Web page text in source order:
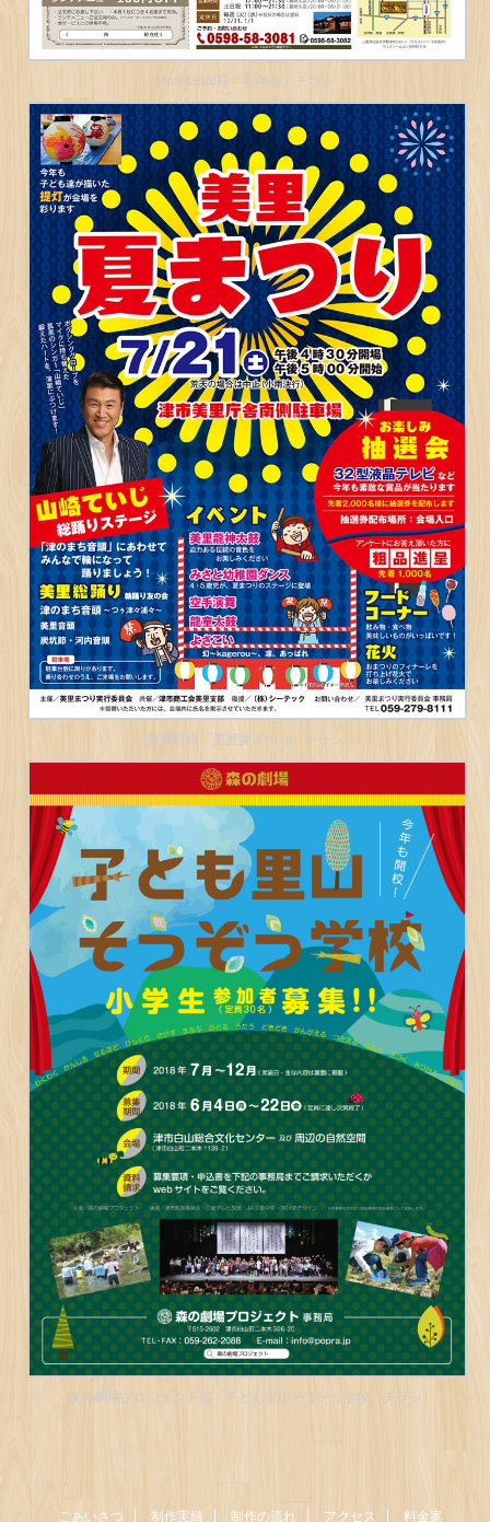
Mow&Buu様「忘年会」チラシ
美里町様「美里夏まつり」チラシ
森の劇場プロジェクト様「子ども里山そうぞう学校」チラシ
ごあいさつ 制作実績 制作の流れ アクセス 料金案